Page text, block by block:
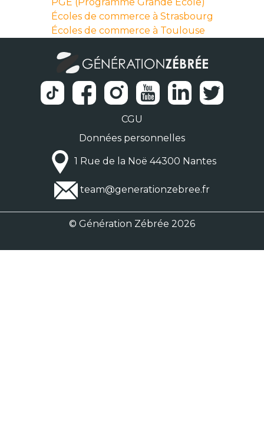
PGE (Programme Grande Ecole)
Écoles de commerce à Strasbourg
Écoles de commerce à Toulouse
CGU
Données personnelles
1 Rue de la Noë 44300 Nantes
team@generationzebree.fr
© Génération Zébrée 2026